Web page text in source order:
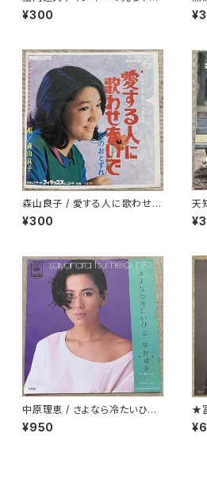
のうた
¥300
お
森山良子 / 愛する人に歌わせな
いで
¥300
天
中原理恵 / さよなら冷たいひと
プロモ
¥950
★